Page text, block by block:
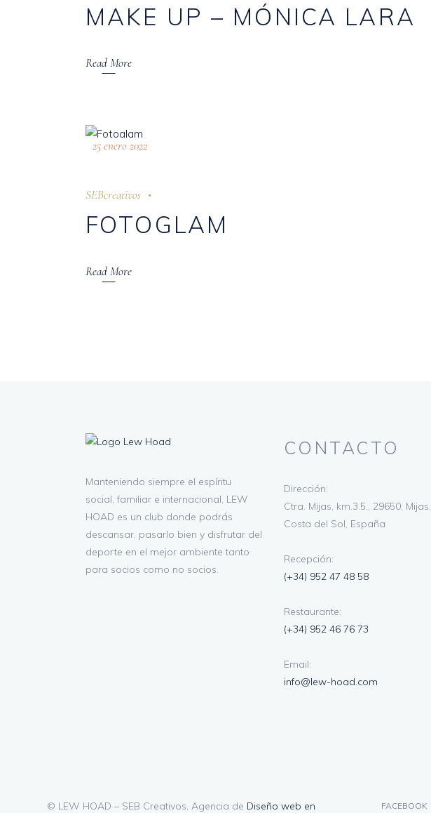
MAKE UP – MÓNICA LARA
Read More
25 enero 2022
SEBcreativos
FOTOGLAM
Read More
Manteniendo siempre el espíritu
social, familiar e internacional, LEW
HOAD es un club donde podrás
descansar, pasarlo bien y disfrutar del
deporte en el mejor ambiente tanto
para socios como no socios.
CONTACTO
Dirección:
Ctra. Mijas, km.3.5., 29650, Mijas,
Costa del Sol, España
Recepción:
(+34) 952 47 48 58
Restaurante:
(+34) 952 46 76 73
Email:
info@lew-hoad.com
© LEW HOAD – SEB Creativos, Agencia de Diseño web en
FACEBOOK